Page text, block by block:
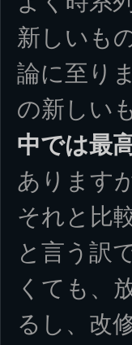
新しいも
論に至り
の新しい
中では最
あります
それと比
と言う訳
くても、
るし、改